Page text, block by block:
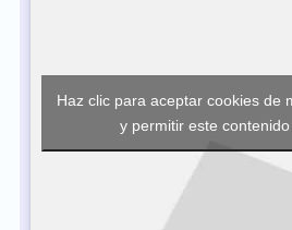
Haz clic para aceptar cookies de
y permitir este contenido